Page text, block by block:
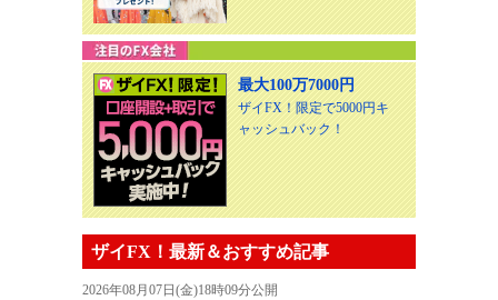
最大100万7000円
ザイFX！限定で5000円キ
ャッシュバック！
ザイFX！最新＆おすすめ記事
2026年08月07日(金)18時09分公開